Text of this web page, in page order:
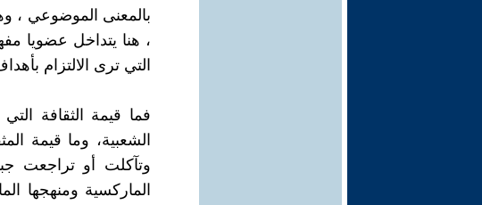
بالمعنى الموضوعي ،
، هنا يتداخل عضويا
التي ترى الالتزام
فما قيمة الثقافة
الشعبية، وما قيمة
وتآكلت أو تراجعت
الماركسية ومنهجها